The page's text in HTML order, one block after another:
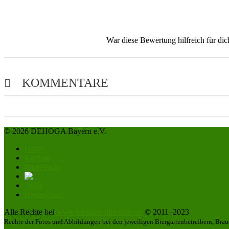
War diese Bewertung hilfreich für
KOMMENTARE
© 2026 DEHOGA Bayern e.V.
Alle Rechte bei
© 2011–2023
Rechte der Fotos und Abbildungen bei den jeweiligen Biergartenbetreibern,